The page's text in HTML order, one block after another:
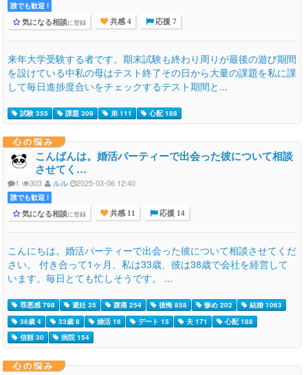
誰でも歓迎 !
気になる相談に登録 共感 4 応援 7
来年大学受験する者です。期末試験も終わり周りが最後の遊び期間
を設けている中私の母はテスト終了その日から大量の課題を私に課
して毎日進捗度合いをチェックするテスト期間と...
試験 355 課題 309 弟 111 心配 188
心の悩み
こんばんは。婚活パーティーで出会った彼について相談
させてく…
1 303 ルル 2025-03-06 12:40
誰でも歓迎 !
気になる相談に登録 共感 11 応援 14
こんにちは。婚活パーティーで出会った彼について相談させてくだ
さい。 付き合って1ヶ月、私は33歳、彼は38歳で会社を経営して
います。毎日とても忙しそうです。 ...
罪悪感 798 避妊 35 腹痛 254 後悔 858 惨め 202
結婚 1063
38歳 4
33歳 8 婚活 16 デート 15 夫 171
心配 188
信頼 30
病院 154
心の悩み